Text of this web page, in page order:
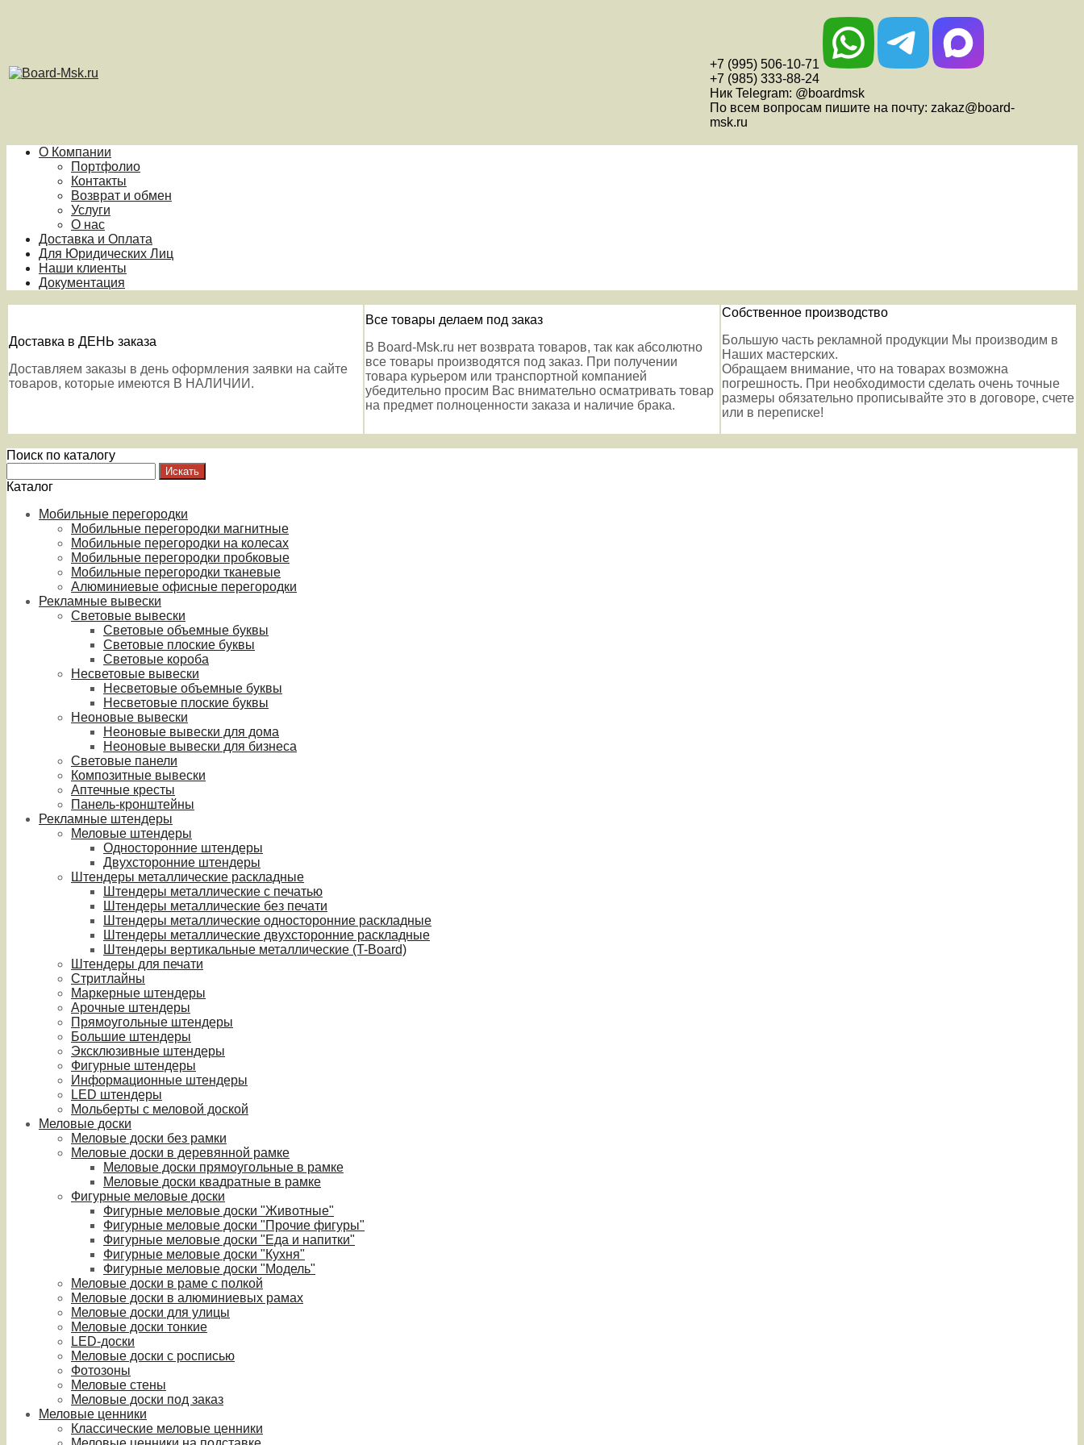
+7 (995) 506-10-71
+7 (985) 333-88-24
Ник Telegram: @boardmsk
По всем вопросам пишите на почту: zakaz@board-
msk.ru
О Компании
Портфолио
Контакты
Возврат и обмен
Услуги
О нас
Доставка и Оплата
Для Юридических Лиц
Наши клиенты
Документация
Доставка в ДЕНЬ заказа
Доставляем заказы в день оформления заявки на сайте
товаров, которые имеются В НАЛИЧИИ.
Все товары делаем под заказ
В Board-Msk.ru нет возврата товаров, так как абсолютно
все товары производятся под заказ. При получении
товара курьером или транспортной компанией
убедительно просим Вас внимательно осматривать товар
на предмет полноценности заказа и наличие брака.
Собственное производство
Большую часть рекламной продукции Мы производим в
Наших мастерских.
Обращаем внимание, что на товарах возможна
погрешность. При необходимости сделать очень точные
размеры обязательно прописывайте это в договоре, счете
или в переписке!
Поиск по каталогу
Каталог
Мобильные перегородки
Мобильные перегородки магнитные
Мобильные перегородки на колесах
Мобильные перегородки пробковые
Мобильные перегородки тканевые
Алюминиевые офисные перегородки
Рекламные вывески
Световые вывески
Световые объемные буквы
Световые плоские буквы
Световые короба
Несветовые вывески
Несветовые объемные буквы
Несветовые плоские буквы
Неоновые вывески
Неоновые вывески для дома
Неоновые вывески для бизнеса
Световые панели
Композитные вывески
Аптечные кресты
Панель-кронштейны
Рекламные штендеры
Меловые штендеры
Односторонние штендеры
Двухсторонние штендеры
Штендеры металлические раскладные
Штендеры металлические с печатью
Штендеры металлические без печати
Штендеры металлические односторонние раскладные
Штендеры металлические двухсторонние раскладные
Штендеры вертикальные металлические (T-Board)
Штендеры для печати
Стритлайны
Маркерные штендеры
Арочные штендеры
Прямоугольные штендеры
Большие штендеры
Эксклюзивные штендеры
Фигурные штендеры
Информационные штендеры
LED штендеры
Мольберты с меловой доской
Меловые доски
Меловые доски без рамки
Меловые доски в деревянной рамке
Меловые доски прямоугольные в рамке
Меловые доски квадратные в рамке
Фигурные меловые доски
Фигурные меловые доски "Животные"
Фигурные меловые доски "Прочие фигуры"
Фигурные меловые доски "Еда и напитки"
Фигурные меловые доски "Кухня"
Фигурные меловые доски "Модель"
Меловые доски в раме с полкой
Меловые доски в алюминиевых рамах
Меловые доски для улицы
Меловые доски тонкие
LED-доски
Меловые доски с росписью
Фотозоны
Меловые стены
Меловые доски под заказ
Меловые ценники
Классические меловые ценники